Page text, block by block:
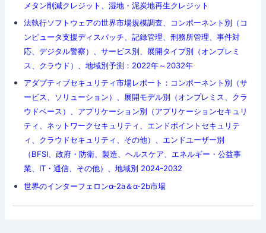
メタン削減クレジット、湿地・泥炭地再生クレジット
法執行ソフトウェアの世界市場規模調査、コンポーネント別（コ
ンピュータ支援ディスパッチ、記録管理、刑務所管理、事件対
応、デジタル警察）、サービス別、展開タイプ別（オンプレミ
ス、クラウド）、地域別予測：2022年～2032年
アダプティブセキュリティ市場レポート：コンポーネント別（サ
ービス、ソリューション）、展開モデル別（オンプレミス、クラ
ウドベース）、アプリケーション別（アプリケーションセキュリ
ティ、ネットワークセキュリティ、エンドポイントセキュリテ
ィ、クラウドセキュリティ、その他）、エンドユーザー別
（BFSI、政府・防衛、製造、ヘルスケア、エネルギー・公益事
業、IT・通信、その他）、地域別 2024-2032
世界のインターフェロンα-2a＆α-2b市場